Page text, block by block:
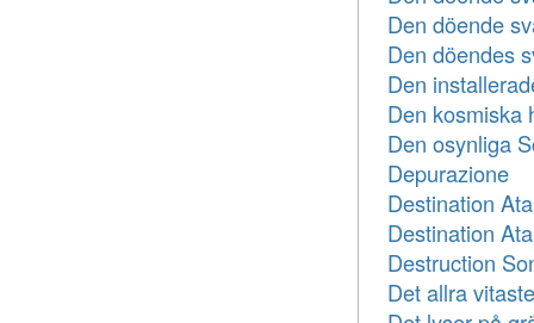
Den döende
Den döendes
Den
Den kosmiska
Den osynliga
Depurazione
Destination
Destination
Destruction
Det allra vitaste